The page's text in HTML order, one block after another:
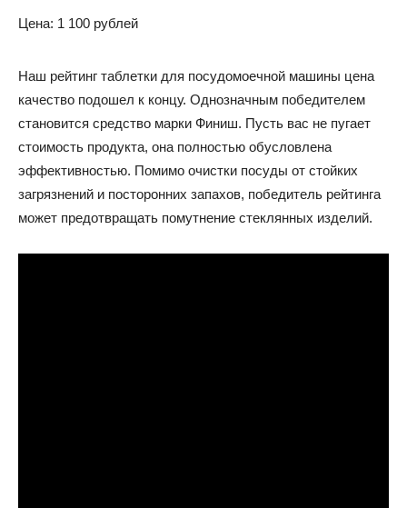
Цена: 1 100 рублей
Наш рейтинг таблетки для посудомоечной машины цена
качество подошел к концу. Однозначным победителем
становится средство марки Финиш. Пусть вас не пугает
стоимость продукта, она полностью обусловлена
эффективностью. Помимо очистки посуды от стойких
загрязнений и посторонних запахов, победитель рейтинга
может предотвращать помутнение стеклянных изделий.